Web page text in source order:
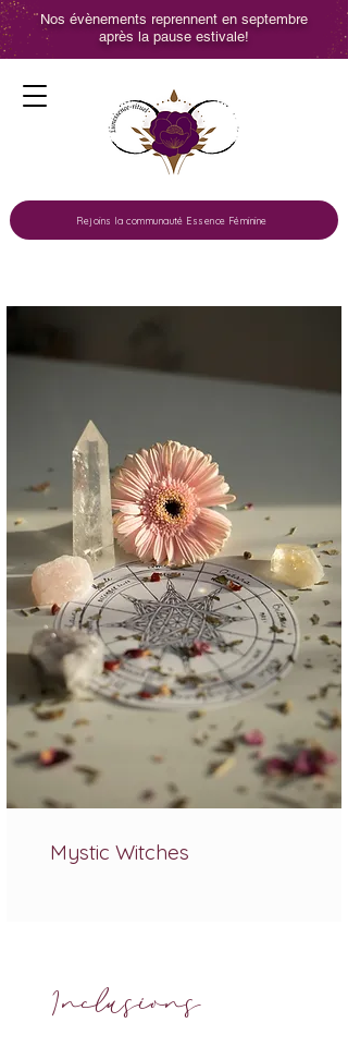
Rejoins la communauté Essence Féminine
Nos évènements reprennent en septembre
après la pause estivale!
Mystic Witches
Inclusions